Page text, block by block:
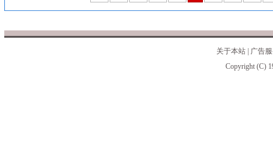
关于本站
广告
Copyright (C)